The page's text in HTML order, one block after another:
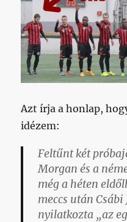
Azt írja a honlap,
idézem:
Feltűnt két
Morgan és a
még a héten
meccs után Csábi
nyilatkozta „az